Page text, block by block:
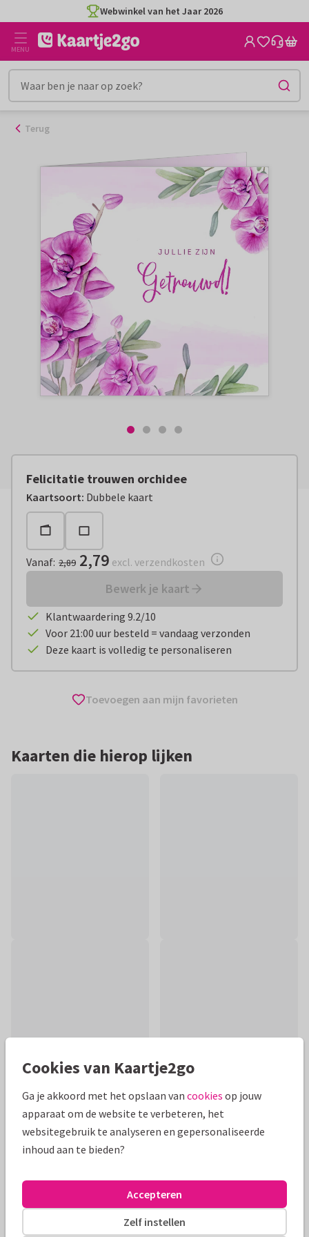
naar
inhoud
Webwinkel van het Jaar 2026
MENU
Terug
Felicitatie trouwen orchidee
Kaartsoort: Dubbele kaart
Vanaf:€ 2,79 excl. verzendkosten
Vanaf: 2,89 2,79 excl. verzendkosten
Bewerk je kaart
Klantwaardering 9.2/10
Voor 21:00 uur besteld = vandaag verzonden
Deze kaart is volledig te personaliseren
Toevoegen aan mijn favorieten
Kaarten die hierop lijken
Productinformatie
Felicitatie voor een huwelijk met mooie sfeervolle paarsroze
Alle kaarten zijn helemaal naar wens aan te passen
Cookies van Kaartje2go
Ga je akkoord met het opslaan van cookies op jouw
apparaat om de website te verbeteren, het
websitegebruik te analyseren en gepersonaliseerde
inhoud aan te bieden?
Zelf instellen
Accepteren